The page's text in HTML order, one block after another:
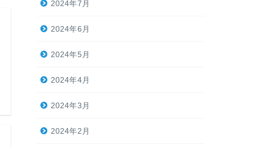
2024年7月
2024年6月
2024年5月
2024年4月
2024年3月
2024年2月